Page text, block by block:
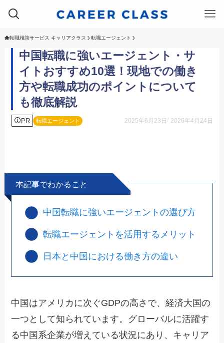
転職相談サービス キャリアクラス 転職エージェント
中国転職に強いエージェント・サ
イトおすすめ10選！現地での働き
方や転職成功のポイントについて
も徹底解説
PR 転職エージェント 2025年6月23日 2026年4月24日
本記事でわかること
中国転職に強いエージェントの選び方
転職エージェントを活用するメリット
日本と中国における働き方の違い
中国はアメリカに次ぐGDPの高さで、経済大国の
一つとして知られています。グローバルに活躍す
る中国系企業が増えている状況にあり、キャリア